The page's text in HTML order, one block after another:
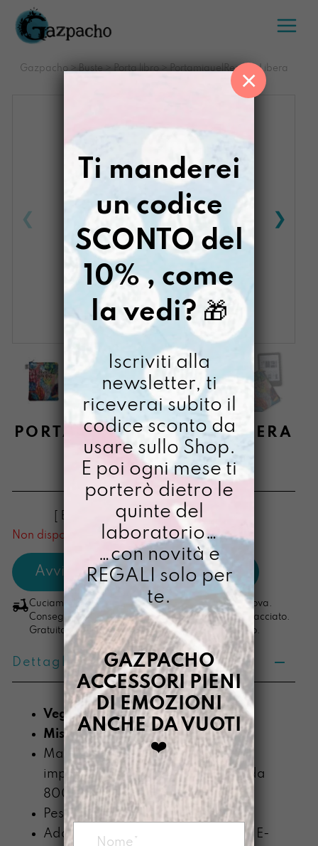
Salta
contenuto
Gazpacho> Buste > Porta libro>
PortamiquelReader Libera
PORTAMIQUELREADER LIBERA
PENSATRICE
€34,00
[ Buste Portareader: 16 x 20,5 x 2 cm ]
Non disponibile al momento
Cuciamo ogni ordine nel nostro laboratorio di Padova.
Consegna in 4/5 giorni lavorativi, pacco sempre tracciato.
Gratuita per ordini di importo superiore ai 100 euro.
Dettagli prodotto
Vegan
Misura : 16 x 20,5 x 2 cm minimo
Materiale: Prodotto con telo
impermeabile di PVC recuperato da
800g/mq
Peso: circa 100g
Adatto a portare diversi formati di E-
Ti manderei
un codice
SCONTO del
10% , come
la vedi? 🎁
Iscriviti alla
newsletter, ti
riceverai subito il
codice sconto da
usare sullo Shop.
E poi ogni mese ti
porterò dietro le
quinte del
laboratorio…
…con novità e
REGALI solo per
te.
GAZPACHO
ACCESSORI PIENI
DI EMOZIONI
ANCHE DA VUOTI
❤️
×